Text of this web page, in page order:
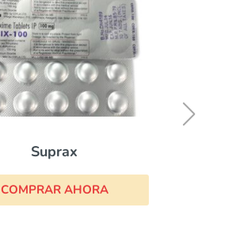
Suprax
COMPRAR AHORA